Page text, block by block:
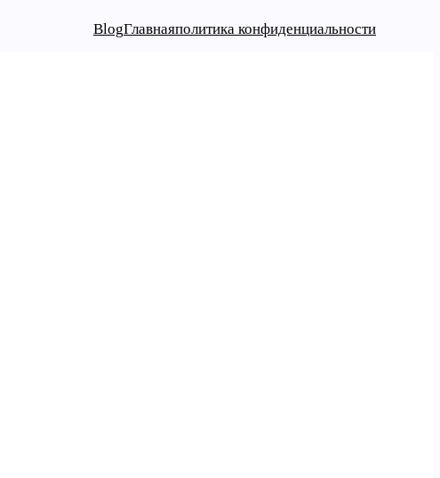
BlogГлавнаяполитика конфиденциальности